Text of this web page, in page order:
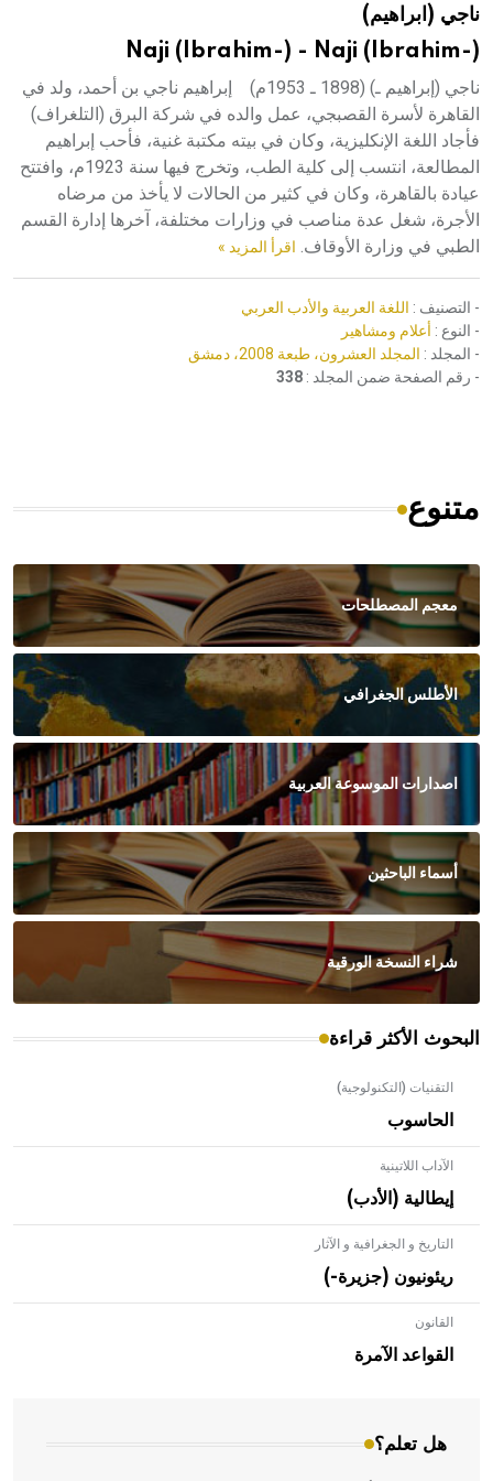
هيئة الموسوعة العربية تطلق موسوعات جديدة في عام 2026ناجي (ابراهيم)
Naji (Ibrahim-) - Naji (Ibrahim-)
ناجي (إبراهيم ـ) (1898 ـ 1953م) إبراهيم ناجي بن أحمد، ولد في
القاهرة لأسرة القصبجي، عمل والده في شركة البرق (التلغراف)
فأجاد اللغة الإنكليزية، وكان في بيته مكتبة غنية، فأحب إبراهيم
المطالعة، انتسب إلى كلية الطب، وتخرج فيها سنة 1923م، وافتتح
عيادة بالقاهرة، وكان في كثير من الحالات لا يأخذ من مرضاه
الأجرة، شغل عدة مناصب في وزارات مختلفة، آخرها إدارة القسم
الطبي في وزارة الأوقاف. اقرأ المزيد »
- التصنيف : اللغة العربية والأدب العربي
- النوع : أعلام ومشاهير
- المجلد : المجلد العشرون، طبعة 2008، دمشق
- رقم الصفحة ضمن المجلد : 338
متنوع
معجم المصطلحات
الأطلس الجغرافي
اصدارات الموسوعة العربية
أسماء الباحثين
شراء النسخة الورقية
البحوث الأكثر قراءة
التقنيات (التكنولوجية)
الحاسوب
الآداب اللاتينية
إيطالية (الأدب)
التاريخ و الجغرافية و الآثار
ريئونيون (جزيرة-)
القانون
القواعد الآمرة
هل تعلم؟
- هل تعلم أن الأبلق نوع من الفنون الهندسية التي ارتبطت
بالعمارة الإسلامية في بلاد الشام ومصر خاصة، حيث يحرص
المعمار على بناء مداميكه وخاصة في الواجهات